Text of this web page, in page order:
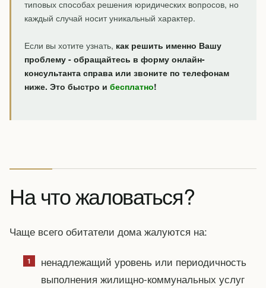
типовых способах решения юридических вопросов, но
каждый случай носит уникальный характер.
Если вы хотите узнать, как решить именно Вашу
проблему - обращайтесь в форму онлайн-
консультанта справа или звоните по телефонам
ниже. Это быстро и бесплатно!
На что жаловаться?
Чаще всего обитатели дома жалуются на:
ненадлежащий уровень или периодичность
выполнения жилищно-коммунальных услуг